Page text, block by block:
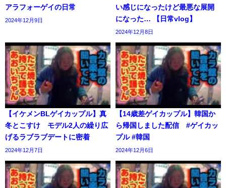
アラフォーゲイの日常
2024年12月9日
い感じになったけど最悪な展開
になった… 【日常vlog】
2024年12月8日
【イケメンBLゲイカップル】真
冬とこすけ モデル2人の繰り広
げるラブラブデートに密着
2024年12月7日
【14歳差ゲイカップル】韓国か
ら帰国しました配信 #ゲイカッ
プル #韓国
2024年12月6日